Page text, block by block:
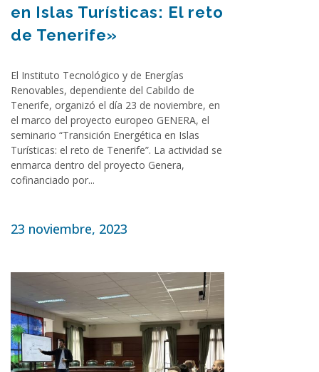
en Islas Turísticas: El reto
de Tenerife»
El Instituto Tecnológico y de Energías
Renovables, dependiente del Cabildo de
Tenerife, organizó el día 23 de noviembre, en
el marco del proyecto europeo GENERA, el
seminario “Transición Energética en Islas
Turísticas: el reto de Tenerife”. La actividad se
enmarca dentro del proyecto Genera,
cofinanciado por...
23 noviembre, 2023